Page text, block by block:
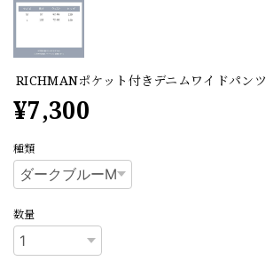
RICHMANポケット付きデニムワイドパンツ
¥7,300
種類
数量